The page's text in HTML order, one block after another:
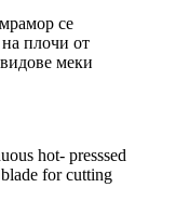
се
на плочи от
меки